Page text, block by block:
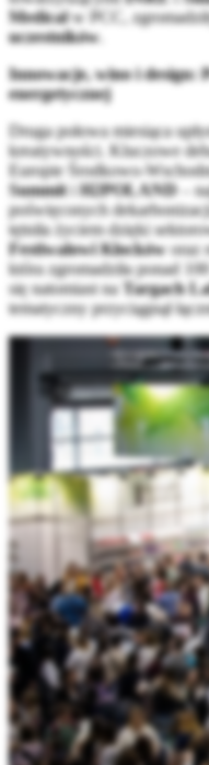
Medicalw PCC,
uczestników.
Innowacje, wino i design:
energetycznej
Druga połowa miesiąca
kreatywności. Kluczowe
Europie Środkowo-
SummitiH2POLAND–
poświęconych
tętniła życiem dzięki
Festiwalowi Klockóworaz
która zgromadziła ponad
się natomiast na Targach
tematyczny przyciągnął